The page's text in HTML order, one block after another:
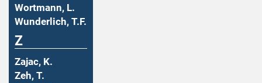
Wortmann, L.
Wunderlich, T.F.
Z
Zajac, K.
Zeh, T.